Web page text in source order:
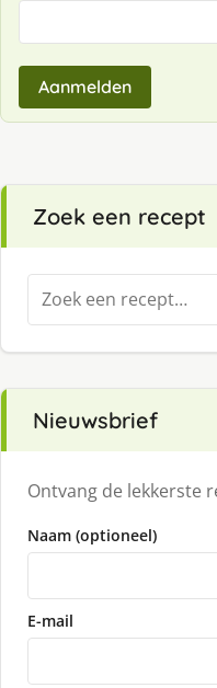
Aanmelden
Zoek een recept
Zoeken
naar:
Nieuwsbrief
Ontvang de lekkerste
Naam (optioneel)
E-mail